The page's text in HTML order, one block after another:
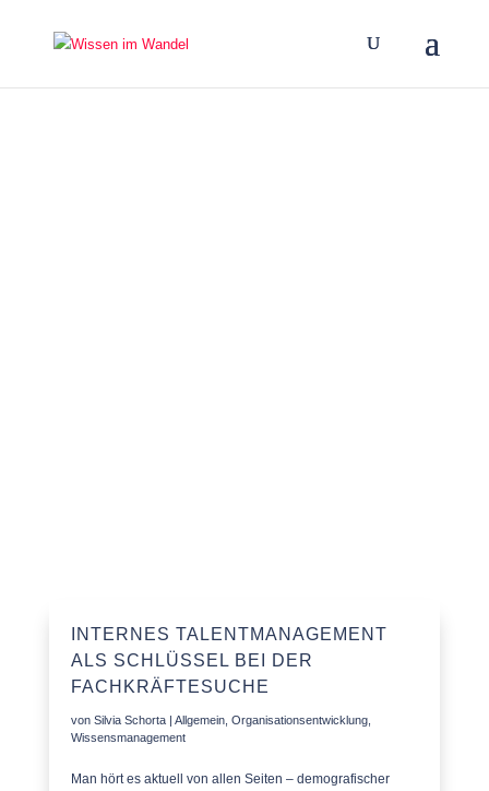
INTERNES TALENTMANAGEMENT
ALS SCHLÜSSEL BEI DER
FACHKRÄFTESUCHE
von Silvia Schorta| Allgemein, Organisationsentwicklung,
Wissensmanagement
Man hört es aktuell von allen Seiten – demografischer